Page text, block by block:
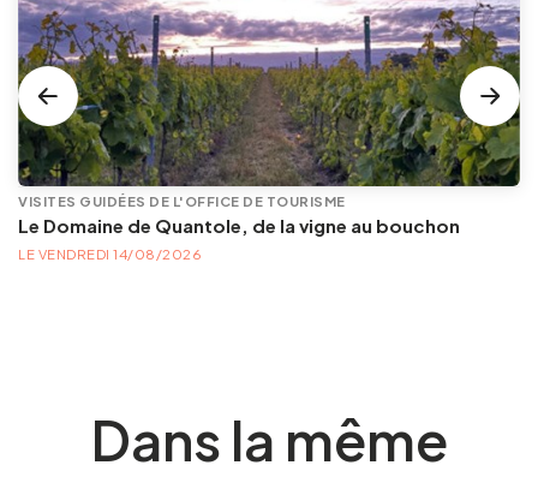
VISITES GUIDÉES DE L'OFFICE DE TOURISME
Le Domaine de Quantole, de la vigne au bouchon
LE VENDREDI 14/08/2026
Dans la même